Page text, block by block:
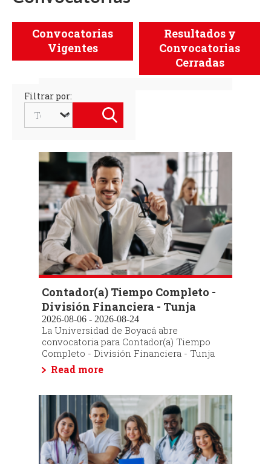
Menú
Convocatorias
Convocatorias
Vigentes
Resultados y
Convocatorias
Cerradas
Filtrar por:
Contador(a) Tiempo Completo -
División Financiera - Tunja
2026-08-06 - 2026-08-24
La Universidad de Boyacá abre
convocatoria para Contador(a) Tiempo
Completo - División Financiera - Tunja
Read more